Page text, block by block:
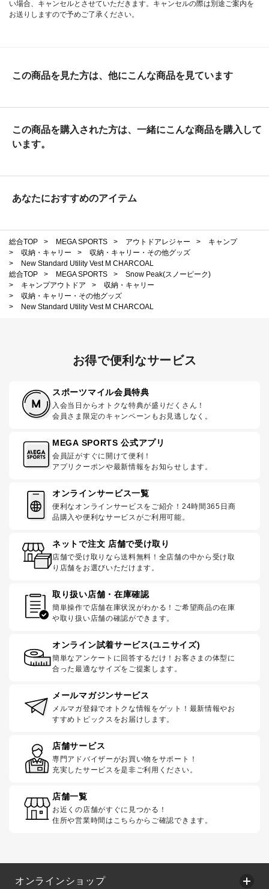
い場合、キャンセルとさせていただきます。キャンセルの際は別途ご案内を
お送りしますので予めご了承ください。
この商品を見た方は、他にこんな商品を見ています
この商品を購入された方は、一緒にこんな商品を購入して
います。
あなたにおすすめのアイテム
総合TOP > MEGA SPORTS > アウトドアレジャー >
キャンプ
>
収納・キャリー >
収納・キャリー・その他グッズ
>
New Standard Utility Vest M CHARCOAL
総合TOP
> MEGA SPORTS >
Snow Peak(スノーピーク)
>
キャンプアウトドア >
収納・キャリー
>
収納・キャリー・その他グッズ
>
New Standard Utility Vest M CHARCOAL
お得で便利なサービス
スポーツマイル会員特典
入会当日からオトクな特典が盛りだくさん！
会員さま限定のキャンペーンもお見逃しなく。
MEGA SPORTS 公式アプリ
会員証がすぐに開けて便利！
アプリクーポンや最新情報をお知らせします。
オンラインサービス一覧
便利なオンラインサービスをご紹介！24時間365日商
品購入や便利なサービスがご利用可能。
ネットで注文 店舗で受け取り
店舗で受け取りなら送料無料！全店舗の中から受け取
り店舗をお選びいただけます。
取り扱い店舗・在庫確認
簡単操作で店舗在庫状況がわかる！ご希望商品の在庫
や取り扱い店舗の確認ができます。
オンライン試着サービス(ユニサイズ)
簡単なアンケートに回答するだけ！お客さまの体型に
合った最適なサイズをご提案します。
メールマガジンサービス
メルマガ登録でオトクな情報をゲット！最新情報やお
すすめトピックスをお届けします。
店舗サービス
専門アドバイザーがお買い物をサポート！
充実したサービスを是非ご利用ください。
店舗一覧
お近くの店舗がすぐに見つかる！
住所や営業時間はこちらからご確認できます。
オンラインショップ